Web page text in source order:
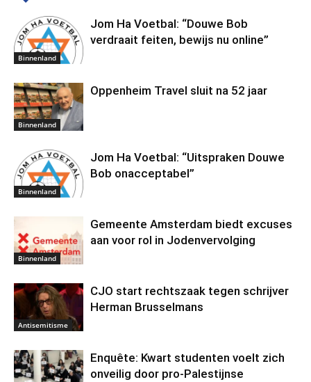
Binnenland
Jom Ha Voetbal: “Douwe Bob
verdraait feiten, bewijs nu online”
Binnenland
Oppenheim Travel sluit na 52 jaar
Binnenland
Jom Ha Voetbal: “Uitspraken Douwe
Bob onacceptabel”
Binnenland
Gemeente Amsterdam biedt excuses
aan voor rol in Jodenvervolging
Antisemitisme
CJO start rechtszaak tegen schrijver
Herman Brusselmans
Enquête: Kwart studenten voelt zich
onveilig door pro-Palestijnse